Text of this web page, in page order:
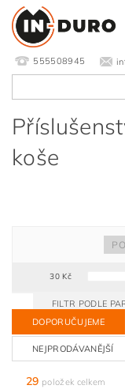
555508945
koše
30Kč
FILTR PODLE
DOPORUČUJEME
NEJPRODÁVANĚJŠÍ
29 položek celkem